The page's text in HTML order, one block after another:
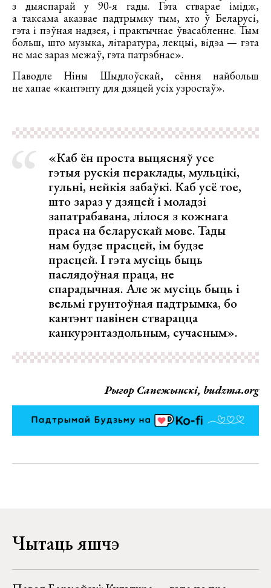
з дыяспарай у 90-я гады. Гэта стварае імідж,
а таксама аказвае падтрымку тым, хто ў Беларусі,
гэта і пэўная надзея, і практычнае ўвасабленне. Тым
больш, што музыка, літаратура, лекцыі, відэа — гэта
не мае зараз межаў, гэта патрэбнае».
Паводле Ніны Шыдлоўскай, сёння найбольш
не хапае «кантэнту для дзяцей усіх узростаў».
«Каб ён проста выцясняў усе
гэтыя рускія пераклады, мульцікі,
гульні, нейкія забаўкі. Каб усё тое,
што зараз у дзяцей і моладзі
запатрабавана, лілося з кожнага
праса на беларускай мове. Тады
нам будзе прасцей, ім будзе
прасцей. І гэта мусіць быць
паслядоўная праца, не
спарадычная. Але ж мусіць быць і
вельмі грунтоўная падтрымка, бо
кантэнт павінен стварацца
канкурэнтаздольным, сучасным».
Рыгор Сапежынскі, budzma.org
Чытаць яшчэ